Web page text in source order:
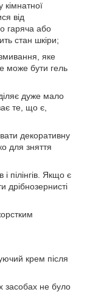
від
гаряча або
стан шкіри;
яке
може бути гель
дуже мало
те, що є,
декоративну
для зняття
пілінгів. Якщо є
дрібнозернисті
крем після
засобах не було